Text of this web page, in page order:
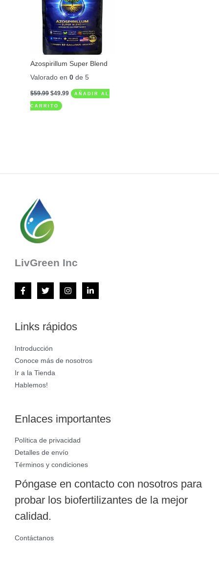
Azospirillum Super Blend
Valorado en0 de 5
$59.99 $49.99 AÑADIR AL
CARRITO
LivGreen Inc
Links rápidos
Introducción
Conoce más de nosotros
Ir a la Tienda
Hablemos!
Enlaces importantes
Política de privacidad
Detalles de envío
Términos y condiciones
Póngase en contacto con nosotros para
probar los biofertilizantes de la mejor
calidad.
Contáctanos